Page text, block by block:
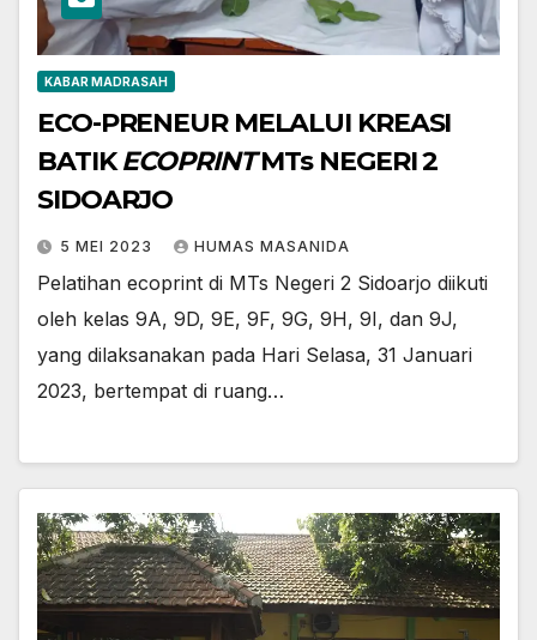
KABAR MADRASAH
ECO-PRENEUR MELALUI KREASI
BATIKECOPRINTMTs NEGERI 2
SIDOARJO
5 MEI 2023 HUMAS MASANIDA
Pelatihan ecoprint di MTs Negeri 2 Sidoarjo diikuti
oleh kelas 9A, 9D, 9E, 9F, 9G, 9H, 9I, dan 9J,
yang dilaksanakan pada Hari Selasa, 31 Januari
2023, bertempat di ruang…